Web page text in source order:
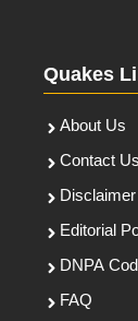
Quakes
About Us
Contact Us
Disclaimer
Editorial
DNPA
FAQ